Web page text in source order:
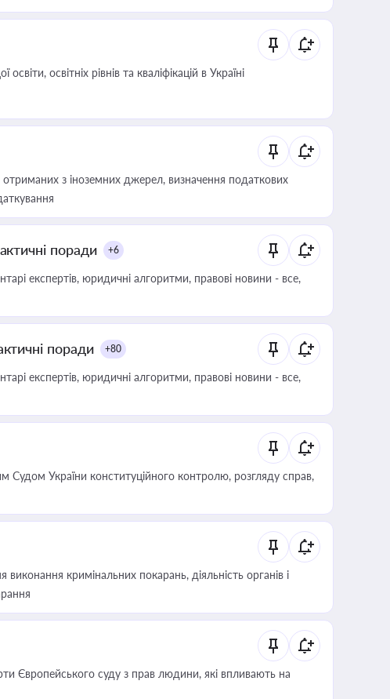
освітніх рівнів та кваліфікацій в Україні
отриманих з іноземних джерел, визначення податкових
поради +6
експертів, юридичні алгоритми, правові новини - все,
поради +80
експертів, юридичні алгоритми, правові новини - все,
Судом України конституційного контролю, розгляду справ,
кримінальних покарань, діяльність органів і
Європейського суду з прав людини, які впливають на